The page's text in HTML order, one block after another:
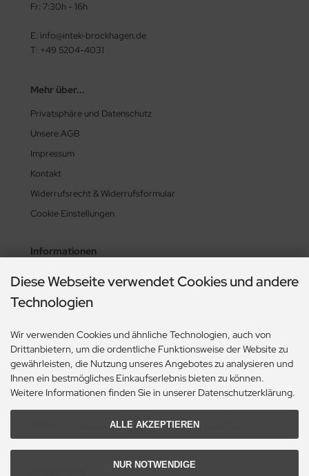
Fr: 7:30h - 16h
E: info@intek-brockhagen.de
T: +49 5204-4031
Mehr über...
Privatsphäre und Datenschutz
Unsere AGB
Impressum
Kontakt
Widerrufsrecht & Widerrufsformular
Cookie Einstellungen
Informationen
Zahlung & Versand
Lieferzeit & Lieferbedingungen
Historie? Fehlanzeige!
Aktionsheft Sommer 2026
Zahlungsmethoden
Diese Webseite verwendet Cookies und andere
Technologien
Wir verwenden Cookies und ähnliche Technologien, auch von
Drittanbietern, um die ordentliche Funktionsweise der Website zu
gewährleisten, die Nutzung unseres Angebotes zu analysieren und
Ihnen ein bestmögliches Einkaufserlebnis bieten zu können.
Weitere Informationen finden Sie in unserer Datenschutzerklärung.
ALLE AKZEPTIEREN
NUR NOTWENDIGE